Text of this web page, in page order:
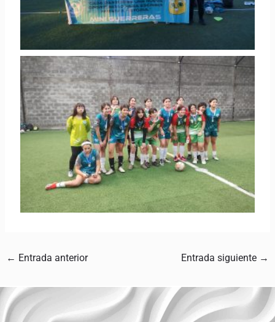
← Entrada anterior Entrada siguiente →